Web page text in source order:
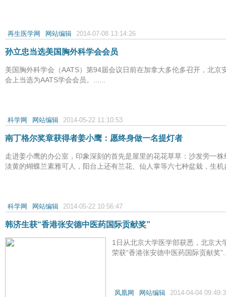
再生医学网 网站编辑 2014-07-08 13:14:26
孙立忠当选美国胸外科学会会员
美国胸外科学会（AATS）第94届会议日前在加拿大多伦多召开，北京
会上当选为AATS学会会员。......
科学网 网站编辑 2014-05-22 11:10:53
南丁格尔奖章获得者姜小鹰：愿终身做一名提灯者
走进姜小鹰的办公室，印象深刻的首先是屋里的花花草草：沙发旁一
淡黄的蝴蝶兰素雅可人，阳台上还有兰花、仙人掌等六七种盆栽，生
科学网 网站编辑 2014-05-22 10:56:47
韩济生获“香港张安德中医药国际贡献奖”
1日从北京大学医学部获悉，北京
荣获“香港张安德中医药国际贡献奖
凤凰网 网站编辑 2014-04-04